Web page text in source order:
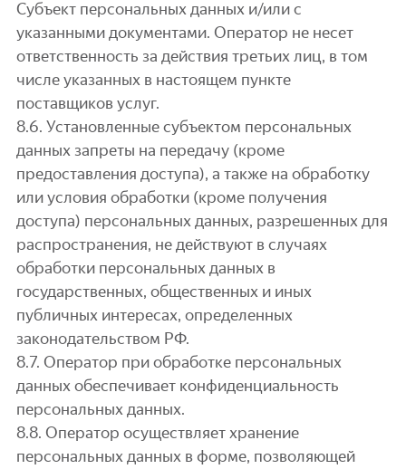
Субъект персональных данных и/или с
указанными документами. Оператор не несет
ответственность за действия третьих лиц, в том
числе указанных в настоящем пункте
поставщиков услуг.
8.6. Установленные субъектом персональных
данных запреты на передачу (кроме
предоставления доступа), а также на обработку
или условия обработки (кроме получения
доступа) персональных данных, разрешенных для
распространения, не действуют в случаях
обработки персональных данных в
государственных, общественных и иных
публичных интересах, определенных
законодательством РФ.
8.7. Оператор при обработке персональных
данных обеспечивает конфиденциальность
персональных данных.
8.8. Оператор осуществляет хранение
персональных данных в форме, позволяющей